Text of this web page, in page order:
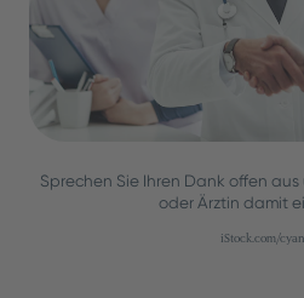
Sprechen Sie Ihren Dank offen
oder Ärztin damit
iStock.com/